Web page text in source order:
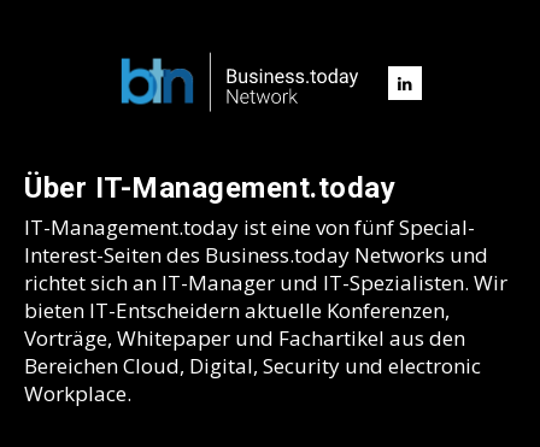
Über IT-Management.today
IT-Management.today ist eine von fünf Special-
Interest-Seiten des Business.today Networks und
richtet sich an IT-Manager und IT-Spezialisten. Wir
bieten IT-Entscheidern aktuelle Konferenzen,
Vorträge, Whitepaper und Fachartikel aus den
Bereichen Cloud, Digital, Security und electronic
Workplace.